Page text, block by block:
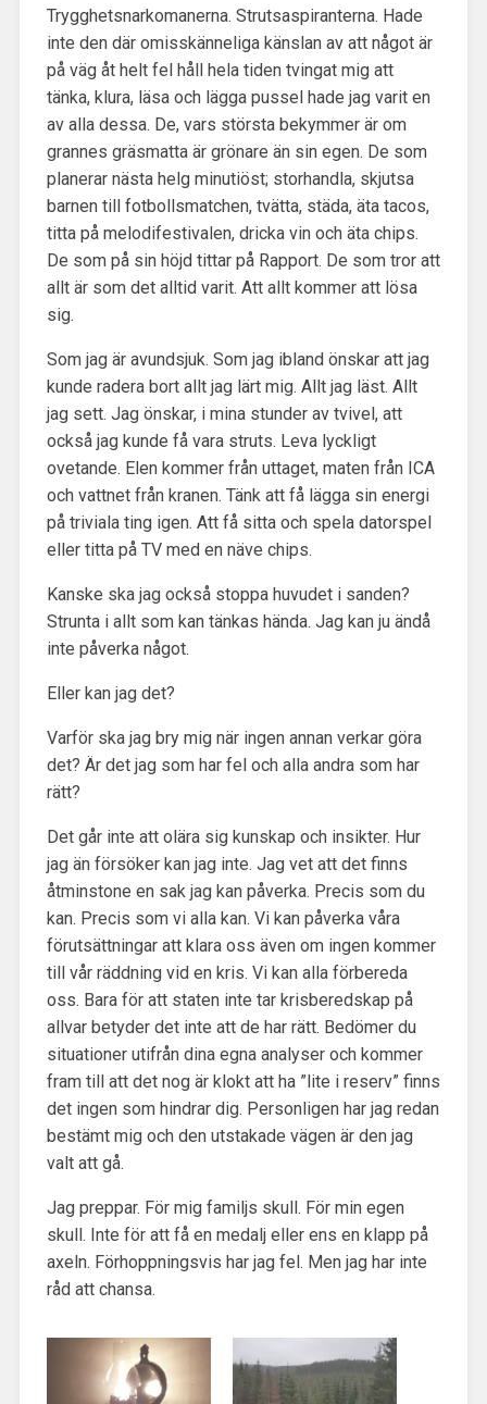
Trygghetsnarkomanerna. Strutsaspiranterna. Hade
inte den där omisskänneliga känslan av att något är
på väg åt helt fel håll hela tiden tvingat mig att
tänka, klura, läsa och lägga pussel hade jag varit en
av alla dessa. De, vars största bekymmer är om
grannes gräsmatta är grönare än sin egen. De som
planerar nästa helg minutiöst; storhandla, skjutsa
barnen till fotbollsmatchen, tvätta, städa, äta tacos,
titta på melodifestivalen, dricka vin och äta chips.
De som på sin höjd tittar på Rapport. De som tror att
allt är som det alltid varit. Att allt kommer att lösa
sig.
Som jag är avundsjuk. Som jag ibland önskar att jag
kunde radera bort allt jag lärt mig. Allt jag läst. Allt
jag sett. Jag önskar, i mina stunder av tvivel, att
också jag kunde få vara struts. Leva lyckligt
ovetande. Elen kommer från uttaget, maten från ICA
och vattnet från kranen. Tänk att få lägga sin energi
på triviala ting igen. Att få sitta och spela datorspel
eller titta på TV med en näve chips.
Kanske ska jag också stoppa huvudet i sanden?
Strunta i allt som kan tänkas hända. Jag kan ju ändå
inte påverka något.
Eller kan jag det?
Varför ska jag bry mig när ingen annan verkar göra
det? Är det jag som har fel och alla andra som har
rätt?
Det går inte att olära sig kunskap och insikter. Hur
jag än försöker kan jag inte. Jag vet att det finns
åtminstone en sak jag kan påverka. Precis som du
kan. Precis som vi alla kan. Vi kan påverka våra
förutsättningar att klara oss även om ingen kommer
till vår räddning vid en kris. Vi kan alla förbereda
oss. Bara för att staten inte tar krisberedskap på
allvar betyder det inte att de har rätt. Bedömer du
situationer utifrån dina egna analyser och kommer
fram till att det nog är klokt att ha ”lite i reserv” finns
det ingen som hindrar dig. Personligen har jag redan
bestämt mig och den utstakade vägen är den jag
valt att gå.
Jag preppar. För mig familjs skull. För min egen
skull. Inte för att få en medalj eller ens en klapp på
axeln. Förhoppningsvis har jag fel. Men jag har inte
råd att chansa.